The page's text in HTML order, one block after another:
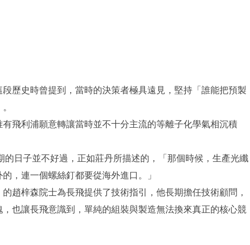
歷史時曾提到，當時的決策者極具遠見，堅持「誰能把預製
飛利浦願意轉讓當時並不十分主流的等離子化學氣相沉積
日子並不好過，正如莊丹所描述的，「那個時候，生產光纖
，連一個螺絲釘都要從海外進口。」
趙梓森院士為長飛提供了技術指引，他長期擔任技術顧問，
也讓長飛意識到，單純的組裝與製造無法換來真正的核心競